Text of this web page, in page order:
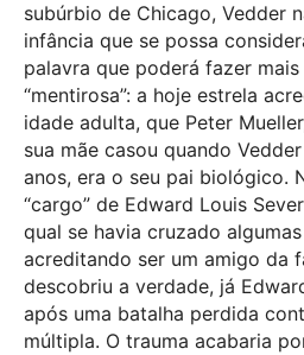
subúrbio de Chicago, Vedder
infância que se possa
palavra que poderá fazer
“mentirosa”: a hoje estrela
idade adulta, que Peter
sua mãe casou quando
anos, era o seu pai biológico.
“cargo” de Edward Louis
qual se havia cruzado
acreditando ser um amigo da
descobriu a verdade, já
após uma batalha perdida
múltipla. O trauma acabaria